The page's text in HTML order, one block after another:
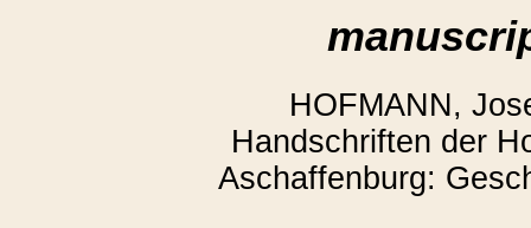
HOFMANN,
Handschriften der
Aschaffenburg: